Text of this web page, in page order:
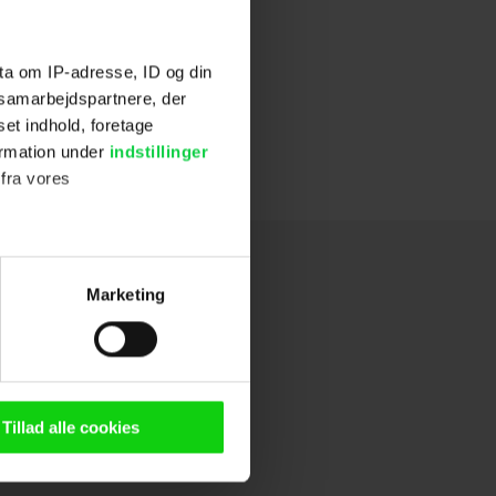
om IP-adresse, ID og din
der
indhold, foretage
under indstillinger
vores
browser til statistik og
tilgår oplysninger på din
lave
Marketing
Tillad alle cookies